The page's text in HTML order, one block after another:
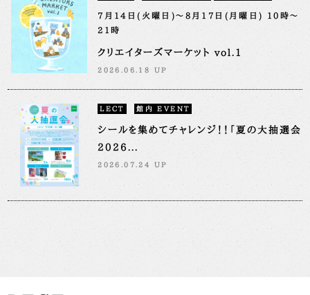
7月14日(火曜日)～8月17日(月曜日) 10時～
21時
クリエイターズマーケット vol.1
2026.06.18 UP
LECT 館内 EVENT
シールを集めてチャレンジ！！「夏の大抽選会
2026...
2026.07.24 UP